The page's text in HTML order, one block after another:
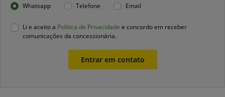
Whatsapp Telefone Email
Li e aceito a Política de Privacidade e concordo em receber
comunicações da concessionária.
Entrar em contato